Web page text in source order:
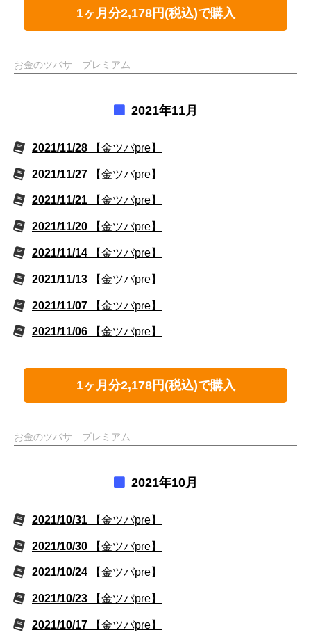
1ヶ月分2,178円(税込)で購入
お金のツバサ プレミアム
2021年11月
2021/11/28 【金ツバpre】
2021/11/27 【金ツバpre】
2021/11/21 【金ツバpre】
2021/11/20 【金ツバpre】
2021/11/14 【金ツバpre】
2021/11/13 【金ツバpre】
2021/11/07 【金ツバpre】
2021/11/06 【金ツバpre】
1ヶ月分2,178円(税込)で購入
お金のツバサ プレミアム
2021年10月
2021/10/31 【金ツバpre】
2021/10/30 【金ツバpre】
2021/10/24 【金ツバpre】
2021/10/23 【金ツバpre】
2021/10/17 【金ツバpre】